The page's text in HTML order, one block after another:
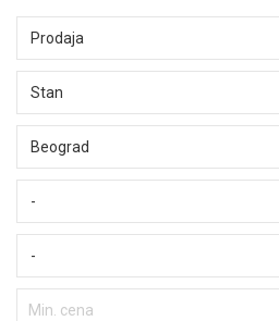
Prodaja
Stan
Beograd
-
-